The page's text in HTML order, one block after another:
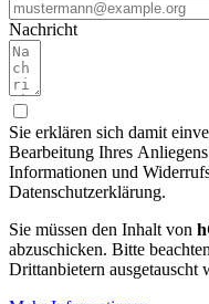
Nachricht
Sie erklären sich damit
Bearbeitung Ihres
Informationen und
Datenschutzerklärung.
Sie müssen den Inhalt von
abzuschicken. Bitte
Drittanbietern ausgetauscht